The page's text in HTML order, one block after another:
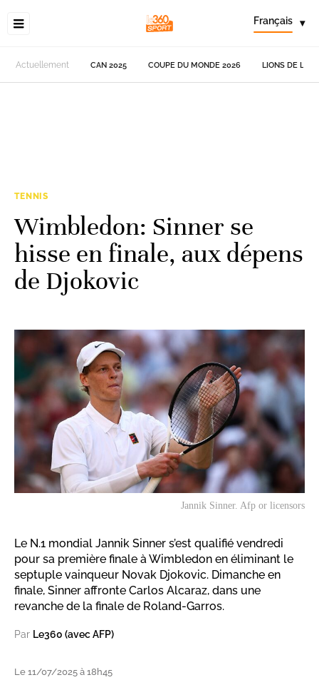
Français ▾
Actuellement CAN 2025 COUPE DU MONDE 2026 LIONS DE
TENNIS
Wimbledon: Sinner se
hisse en finale, aux dépens
de Djokovic
Jannik Sinner. Afp or licensors
Le N.1 mondial Jannik Sinner s’est qualifié vendredi
pour sa première finale à Wimbledon en éliminant le
septuple vainqueur Novak Djokovic. Dimanche en
finale, Sinner affronte Carlos Alcaraz, dans une
revanche de la finale de Roland-Garros.
Par Le360 (avec AFP)
Le 11/07/2025 à 18h45